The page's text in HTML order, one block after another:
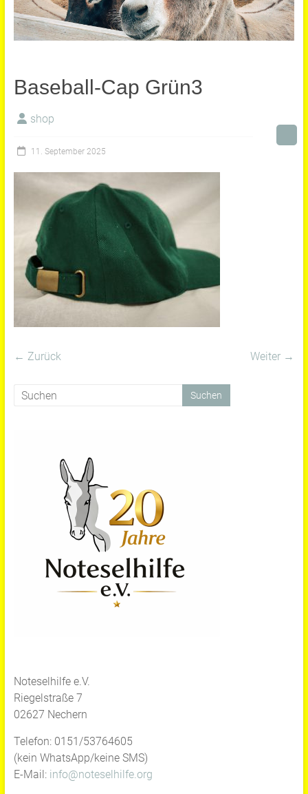
Baseball-Cap Grün3
shop
11. September 2025
← Zurück Weiter →
Noteselhilfe e.V.
Riegelstraße 7
02627 Nechern
Telefon: 0151/53764605
(kein WhatsApp/keine SMS)
E-Mail: info@noteselhilfe.org